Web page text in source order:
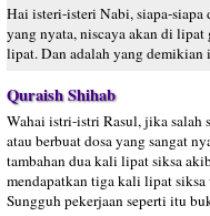
Hai isteri-isteri Nabi, siapa-siapa
yang nyata, niscaya akan di lipat
lipat. Dan adalah yang
Quraish Shihab
Wahai istri-istri Rasul, jika salah
atau berbuat dosa yang sangat
tambahan dua kali lipat siksa
mendapatkan tiga kali lipat siksa
Sungguh pekerjaan seperti itu